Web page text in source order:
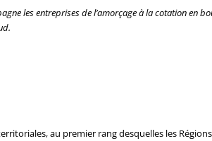
les entreprises de l’amorçage à la cotation en
au premier rang desquelles les